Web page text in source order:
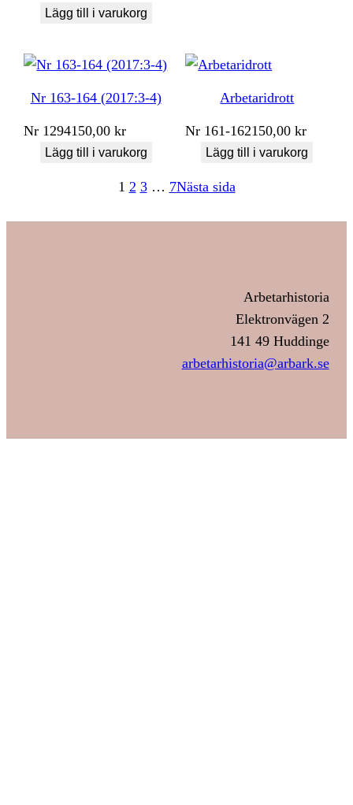
Lägg till i varukorg
Nr 163-164 (2017:3-4)
Nr 1294150,00kr
Lägg till i varukorg
Arbetaridrott
Nr 161-162150,00kr
Lägg till i varukorg
1 2 3 … 7Nästa sida
Arbetarhistoria
Elektronvägen 2
141 49 Huddinge
arbetarhistoria@arbark.se